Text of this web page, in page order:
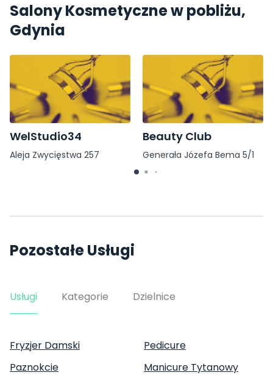
Salony Kosmetyczne w pobliżu,
Gdynia
WelStudio34
Aleja Zwycięstwa 257
Beauty Club
Generała Józefa Bema 5/1
Pozostałe Usługi
Usługi Kategorie Dzielnice
Fryzjer Damski
Pedicure
Paznokcie
Manicure Tytanowy